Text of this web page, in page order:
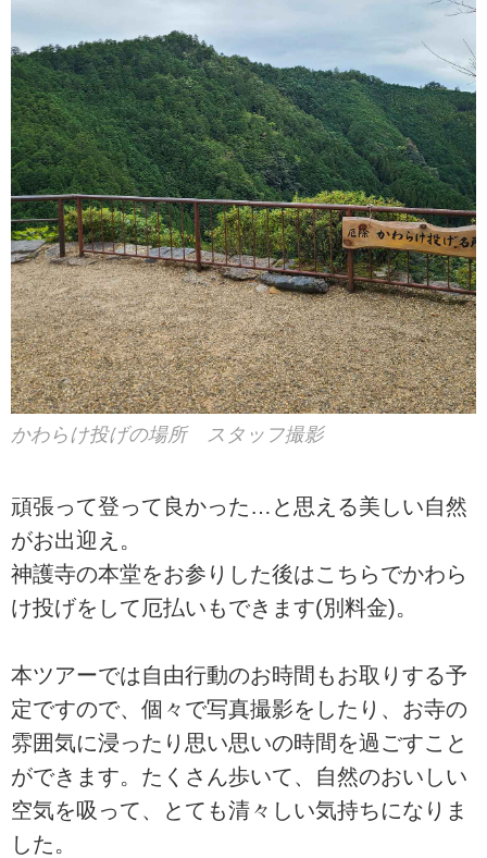
かわらけ投げの場所 スタッフ撮影
頑張って登って良かった…と思える美しい自然
がお出迎え。
神護寺の本堂をお参りした後はこちらでかわら
け投げをして厄払いもできます(別料金)。
本ツアーでは自由行動のお時間もお取りする予
定ですので、個々で写真撮影をしたり、お寺の
雰囲気に浸ったり思い思いの時間を過ごすこと
ができます。たくさん歩いて、自然のおいしい
空気を吸って、とても清々しい気持ちになりま
した。